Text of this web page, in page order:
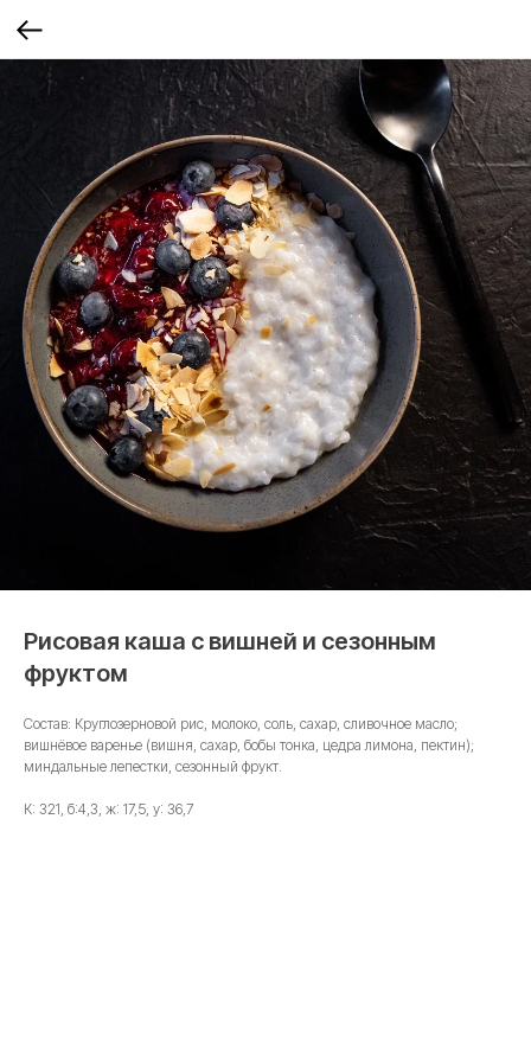
Рисовая каша с вишней и сезонным
фруктом
Состав: Круглозерновой рис, молоко, соль, сахар, сливочное масло;
вишнёвое варенье (вишня, сахар, бобы тонка, цедра лимона, пектин);
миндальные лепестки, сезонный фрукт.
К: 321, б:4,3, ж: 17,5, у: 36,7